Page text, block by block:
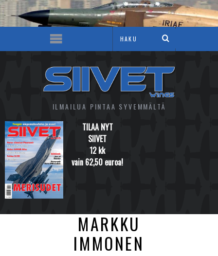
ILMAILUA PINTAA SYVEMMÄLTÄ
TILAA NYT
SIIVET
12 kk
vain 62,50 euroa!
MARKKU
IMMONEN